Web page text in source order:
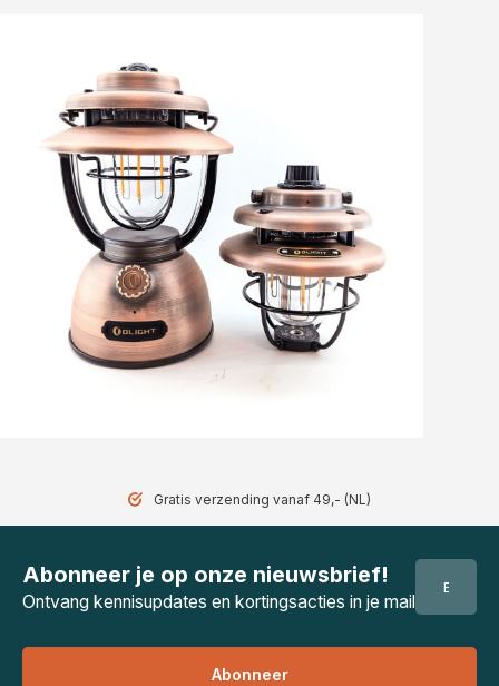
Bestel jouw lantaarn vandaag nog bij Gearwulf!
Op zoek naar een goede lantaarn voor jouw avonturen? Bij
Gearwulf.nlvind je een breed assortiment, van camping
lantaarns tot sfeervolle lantaarns voor buiten en handige
tafellampen. Kies uit oplaadbare modellen, duurzame opties
en lantaarns die tegen een stootje kunnen. Bestel vandaag
nog en zorg ervoor dat je altijd goed verlicht bent, waar je
ook bent!
Gratis verzending vanaf 49,- (NL)
Abonneer je op onze nieuwsbrief!
Ontvang kennisupdates en kortingsacties in je mail
Abonneer